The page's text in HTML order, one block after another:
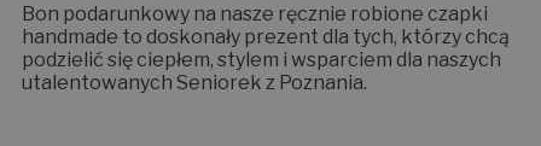
Bon podarunkowy na nasze ręcznie robione czapki
handmade to doskonały prezent dla tych, którzy chcą
podzielić się ciepłem, stylem i wsparciem dla naszych
utalentowanych Seniorek z Poznania.